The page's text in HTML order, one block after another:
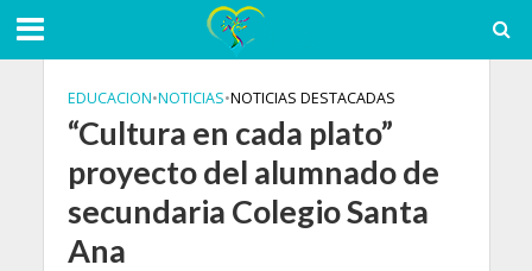
EDUCACION•NOTICIAS•NOTICIAS DESTACADAS
“Cultura en cada plato”
proyecto del alumnado de
secundaria Colegio Santa
Ana